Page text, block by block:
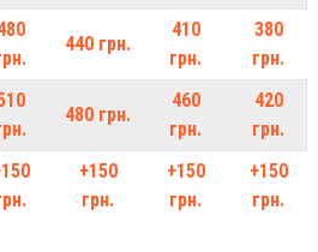
440 грн.
410
грн.
380
грн.
480 грн.
460
грн.
420
грн.
+150
грн.
+150
грн.
+150
грн.